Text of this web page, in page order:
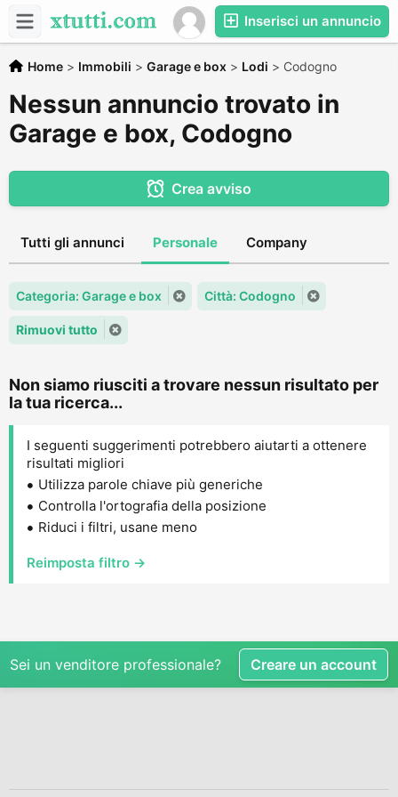
Inserisci un annuncio
Home > Immobili > Garage e box > Lodi > Codogno
Nessun annuncio trovato in
Garage e box, Codogno
Crea avviso
Tutti gli annunci Personale Company
Categoria: Garage e box Città: Codogno
Rimuovi tutto
Non siamo riusciti a trovare nessun risultato per
la tua ricerca...
I seguenti suggerimenti potrebbero aiutarti a ottenere
risultati migliori
Utilizza parole chiave più generiche
Controlla l'ortografia della posizione
Riduci i filtri, usane meno
Reimposta filtro →
Sei un venditore professionale? Creare un account